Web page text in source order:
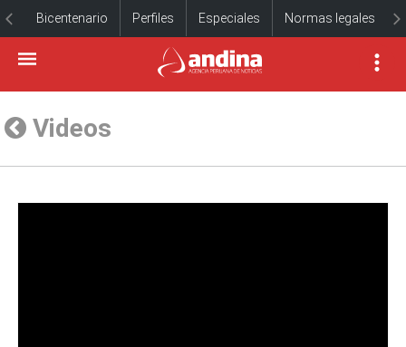
Bicentenario Perfiles Especiales Normas legales
Videos